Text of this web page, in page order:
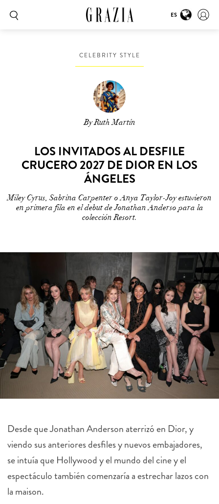
ES
CELEBRITY STYLE
By Ruth Martín
LOS INVITADOS AL DESFILE
CRUCERO 2027 DE DIOR EN LOS
ÁNGELES
Miley Cyrus, Sabrina Carpenter o Anya Taylor-Joy estuvieron
en primera fila en el debut de Jonathan Anderso para la
colección Resort.
Desde que Jonathan Anderson aterrizó en Dior, y
viendo sus anteriores desfiles y nuevos embajadores,
se intuía que Hollywood y el mundo del cine y el
espectáculo también comenzaría a estrechar lazos con
la maison.